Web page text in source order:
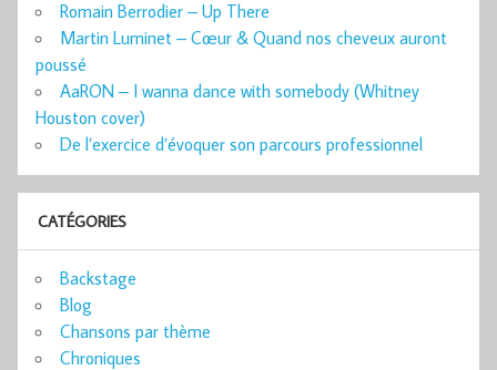
Romain Berrodier – Up There
Martin Luminet – Cœur & Quand nos cheveux auront
poussé
AaRON – I wanna dance with somebody (Whitney
Houston cover)
De l’exercice d’évoquer son parcours professionnel
CATÉGORIES
Backstage
Blog
Chansons par thème
Chroniques